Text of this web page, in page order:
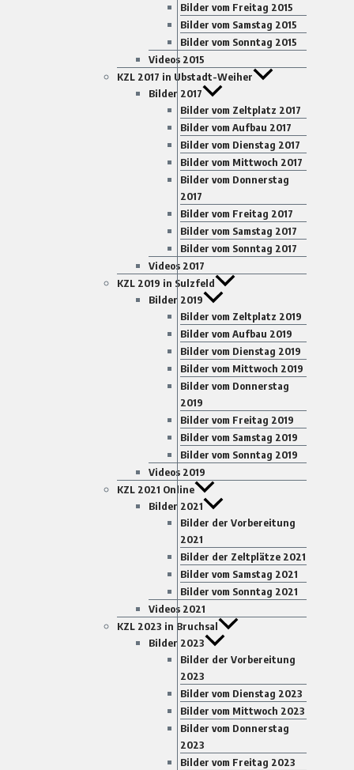
Bilder vom Freitag 2015
Bilder vom Samstag 2015
Bilder vom Sonntag 2015
Videos 2015
KZL 2017 in Ubstadt-Weiher
Bilder 2017
Bilder vom Zeltplatz 2017
Bilder vom Aufbau 2017
Bilder vom Dienstag 2017
Bilder vom Mittwoch 2017
Bilder vom Donnerstag
2017
Bilder vom Freitag 2017
Bilder vom Samstag 2017
Bilder vom Sonntag 2017
Videos 2017
KZL 2019 in Sulzfeld
Bilder 2019
Bilder vom Zeltplatz 2019
Bilder vom Aufbau 2019
Bilder vom Dienstag 2019
Bilder vom Mittwoch 2019
Bilder vom Donnerstag
2019
Bilder vom Freitag 2019
Bilder vom Samstag 2019
Bilder vom Sonntag 2019
Videos 2019
KZL 2021 Online
Bilder 2021
Bilder der Vorbereitung
2021
Bilder der Zeltplätze 2021
Bilder vom Samstag 2021
Bilder vom Sonntag 2021
Videos 2021
KZL 2023 in Bruchsal
Bilder 2023
Bilder der Vorbereitung
2023
Bilder vom Dienstag 2023
Bilder vom Mittwoch 2023
Bilder vom Donnerstag
2023
Bilder vom Freitag 2023